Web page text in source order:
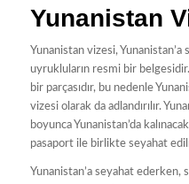
Yunanistan
Yunanistan vizesi,
uyrukluların resmi bir
bir parçasıdır, bu nedenle
vizesi olarak da adlandırılır.
boyunca Yunanistan’da
pasaport ile birlikte seyahat
Yunanistan’a seyahat ederken,